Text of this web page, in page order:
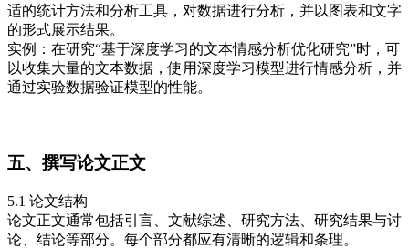
适的统计方法和分析工具，对数据进行分析，并以图表和文字
的形式展示结果。
实例：在研究“基于深度学习的文本情感分析优化研究”时，可
以收集大量的文本数据，使用深度学习模型进行情感分析，并
通过实验数据验证模型的性能。
五、撰写论文正文
5.1 论文结构
论文正文通常包括引言、文献综述、研究方法、研究结果与讨
论、结论等部分。每个部分都应有清晰的逻辑和条理。